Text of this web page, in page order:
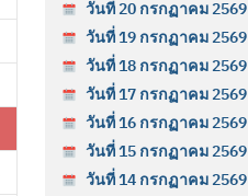
วันที่ 20 กรกฏาคม 2569
วันที่ 19 กรกฏาคม 2569
วันที่ 18 กรกฏาคม 2569
วันที่ 17 กรกฏาคม 2569
วันที่ 16 กรกฏาคม 2569
วันที่ 15 กรกฏาคม 2569
วันที่ 14 กรกฏาคม 2569